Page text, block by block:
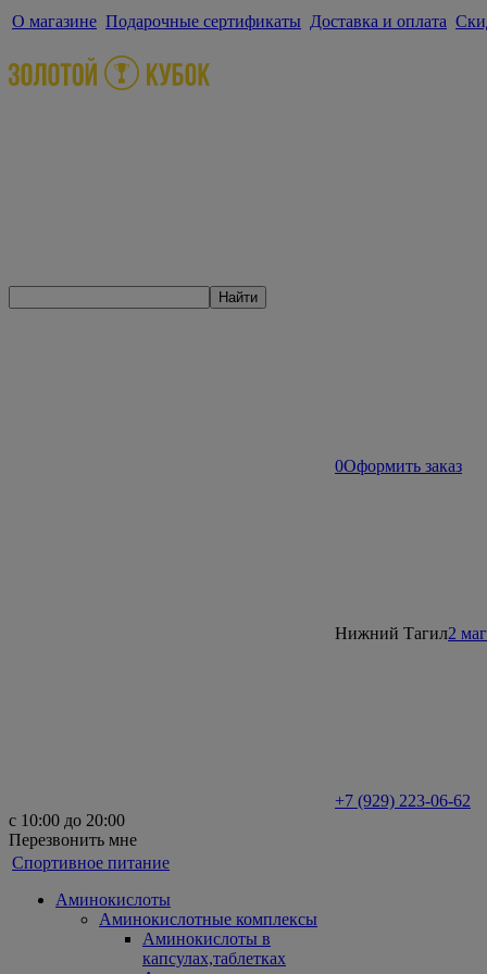
О магазине Подарочные сертификаты Доставка и оплата
Найти
0Оформить заказ
Нижний Тагил2
+7 (929) 223-06-62
с 10:00 до 20:00
Перезвонить мне
Спортивное питание
Аминокислоты
Аминокислотные комплексы
Аминокислоты в
капсулах,таблетках